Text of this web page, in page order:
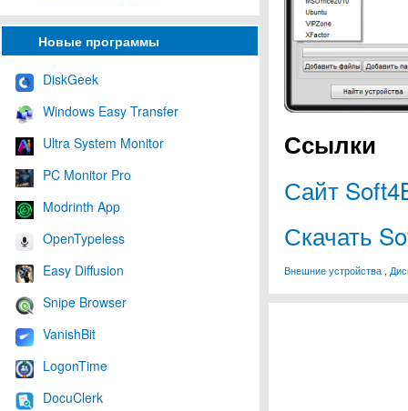
Новые программы
DiskGeek
Windows Easy Transfer
Ultra System Monitor
PC Monitor Pro
Modrinth App
OpenTypeless
Easy Diffusion
Snipe Browser
VanishBit
LogonTime
DocuClerk
Ссылки
Сайт
Скачать
Внешние устройства ,